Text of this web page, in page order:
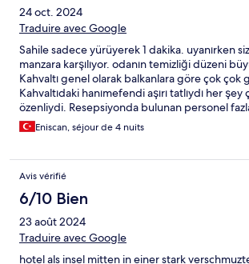
24 oct. 2024
Traduire avec Google
Sahile sadece yürüyerek 1 dakika. uyanırken
manzara karşılıyor. odanın temizliği düzeni
Kahvaltı genel olarak balkanlara göre çok çok
Kahvaltıdaki hanımefendi aşırı tatlıydı her
özenliydi. Resepsiyonda bulunan personel
ve bilgi vericiydi. Oteli,konumunu temizliğini
Şehir merkezine yakınlığı ve diğer şehirlere de
Eniscan, séjour de 4 nuits
Avis vérifié
6/10 Bien
23 août 2024
Traduire avec Google
hotel als insel mitten in einer stark